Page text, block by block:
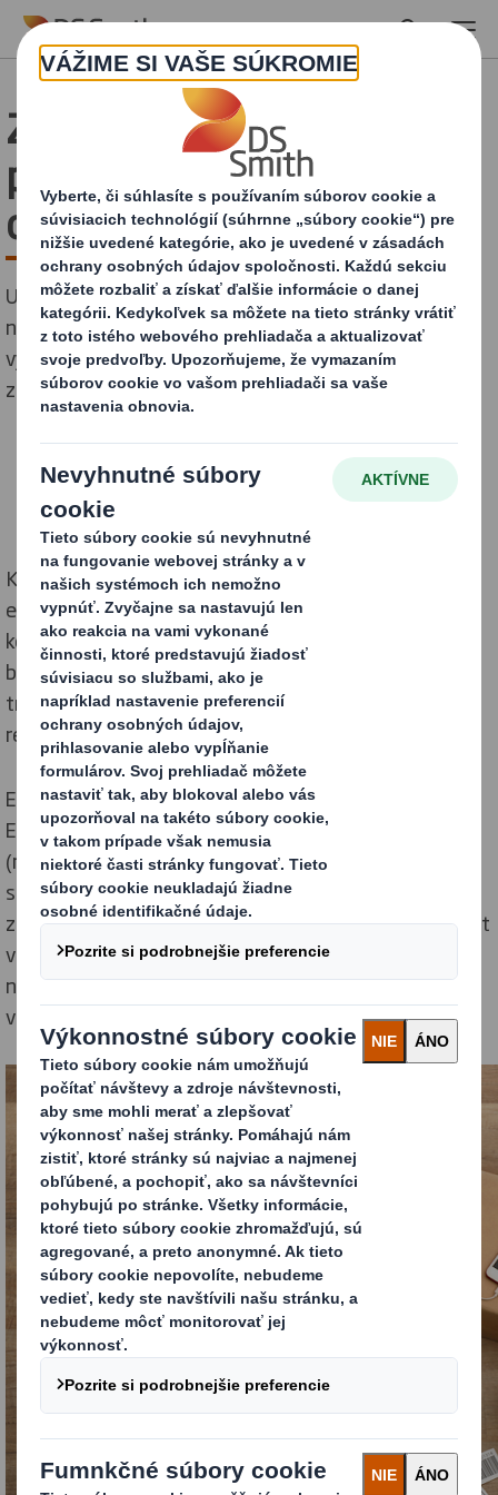
Skip to main content
Značky bez eco-friendly
prístupu môžu zaostať v
online obchode
Udržateľné obaly v online obchode sú pre podniky
nevyhnutnosťou - nielen kvôli environmentálnym
výhodám, ale aj kvôli spokojnosti náročnejších
zákazníkov.
Kúpna sila spotrebiteľov sa čoraz viac sústreďuje na
eco-friendly produkty, a aby boli spoločnosti naďalej
konkurencieschopné mali by používať udržateľné
balenie. Online obchod neustále rastie, a najnovšie
trendy poukazujú na nárast dopytu po plne
recyklovateľné a udržateľnejšie formy balenia.
Explózia nakupovania online je nepopierateľná, 66%
Európanov nakupovalo od počiatočného lockdownu
(marec 2020) viac online, a 82% plánuje nakupovať po
skončení lockdownu online naďalej. DS Smith
zaznamenala v Európe za posledný rok obrovský nárast
v dopyte po udržateľné obalové riešenia pri online
nákupoch, a to: 35%-ný nárast v oblasti módy a
v elektronike, a 51%-ný nárast v potravinách.